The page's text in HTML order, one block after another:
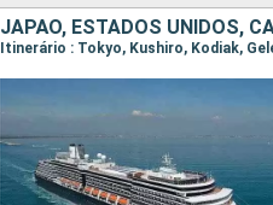
JAPÃO, ESTADOS UNIDOS,
Itinerário : Tokyo, Kushiro, Kodiak,